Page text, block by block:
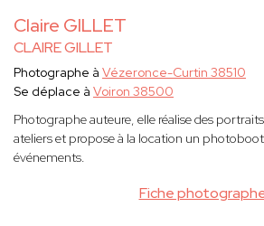
Claire GILLET
CLAIRE GILLET
Fiche
Photographe à Vézeronce-Curtin 38510
Se déplace à Voiron 38500
Photographe auteure, elle réalise des
ateliers et propose à la location un
événements.